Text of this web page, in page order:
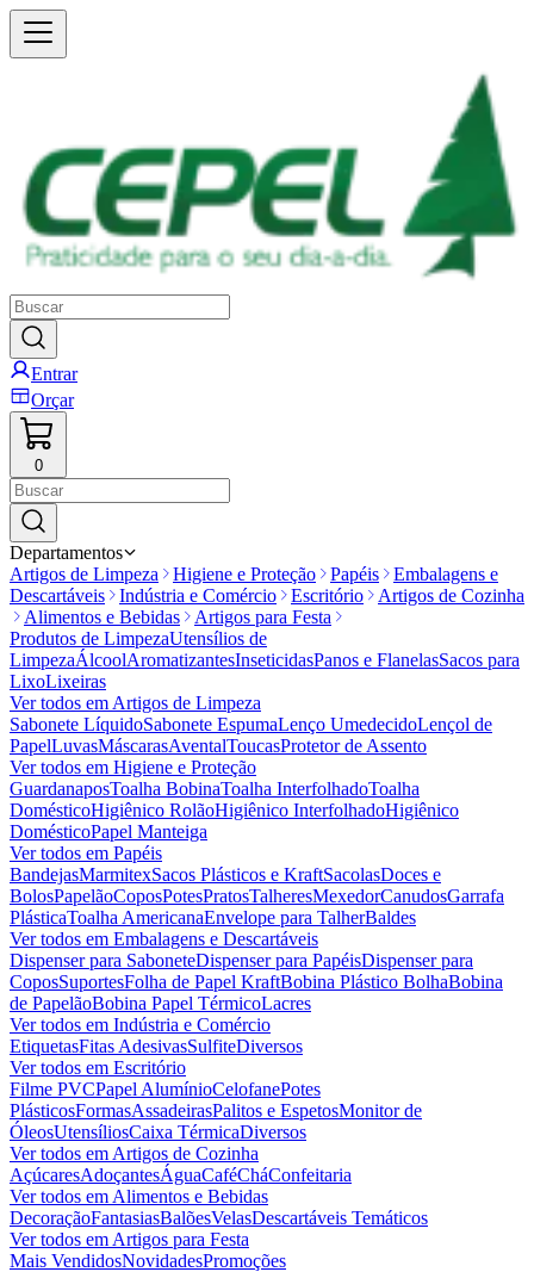
Entrar
Orçar
0
Departamentos
Artigos de Limpeza
Higiene e Proteção Papéis
Embalagens e
Descartáveis
Indústria e Comércio Escritório
Artigos de Cozinha
Alimentos e Bebidas
Artigos para Festa
Produtos de LimpezaUtensílios de
LimpezaÁlcoolAromatizantesInseticidasPanos e FlanelasSacos para
LixoLixeiras
Ver todos em Artigos de Limpeza
Sabonete LíquidoSabonete EspumaLenço UmedecidoLençol de
PapelLuvasMáscarasAventalToucasProtetor de Assento
Ver todos em Higiene e Proteção
GuardanaposToalha BobinaToalha InterfolhadoToalha
DomésticoHigiênico RolãoHigiênico InterfolhadoHigiênico
DomésticoPapel Manteiga
Ver todos em Papéis
BandejasMarmitexSacos Plásticos e KraftSacolasDoces e
BolosPapelãoCoposPotesPratosTalheresMexedorCanudosGarrafa
PlásticaToalha AmericanaEnvelope para TalherBaldes
Ver todos em Embalagens e Descartáveis
Dispenser para SaboneteDispenser para PapéisDispenser para
CoposSuportesFolha de Papel KraftBobina Plástico BolhaBobina
de PapelãoBobina Papel TérmicoLacres
Ver todos em Indústria e Comércio
EtiquetasFitas AdesivasSulfiteDiversos
Ver todos em Escritório
Filme PVCPapel AlumínioCelofanePotes
PlásticosFormasAssadeirasPalitos e EspetosMonitor de
ÓleosUtensíliosCaixa TérmicaDiversos
Ver todos em Artigos de Cozinha
AçúcaresAdoçantesÁguaCaféCháConfeitaria
Ver todos em Alimentos e Bebidas
DecoraçãoFantasiasBalõesVelasDescartáveis Temáticos
Ver todos em Artigos para Festa
Mais VendidosNovidadesPromoções